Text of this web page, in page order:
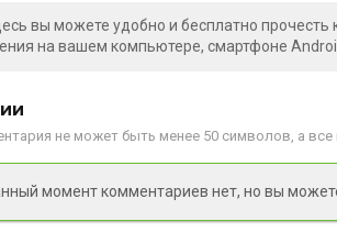
вы можете удобно и бесплатно прочесть
на вашем компьютере, смартфоне
не может быть менее 50 символов, а
момент комментариев нет, но вы